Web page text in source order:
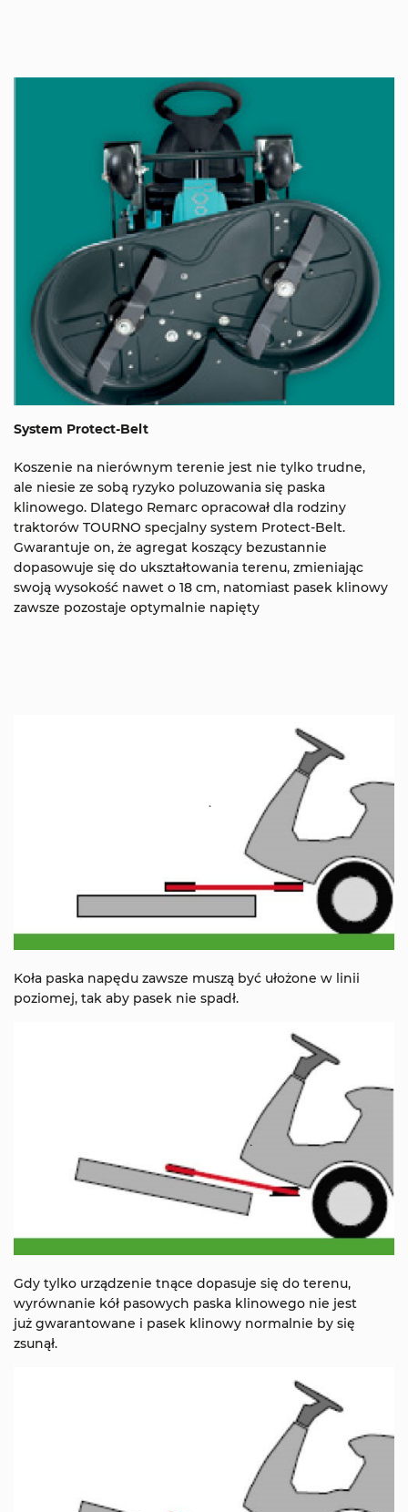
System Protect-Belt
Koszenie na nierównym terenie jest nie tylko trudne,
ale niesie ze sobą ryzyko poluzowania się paska
klinowego. Dlatego Remarc opracował dla rodziny
traktorów TOURNO specjalny system Protect-Belt.
Gwarantuje on, że agregat koszący bezustannie
dopasowuje się do ukształtowania terenu, zmieniając
swoją wysokość nawet o 18 cm, natomiast pasek klinowy
zawsze pozostaje optymalnie napięty
Koła paska napędu zawsze muszą być ułożone w linii
poziomej, tak aby pasek nie spadł.
Gdy tylko urządzenie tnące dopasuje się do terenu,
wyrównanie kół pasowych paska klinowego nie jest
już gwarantowane i pasek klinowy normalnie by się
zsunął.